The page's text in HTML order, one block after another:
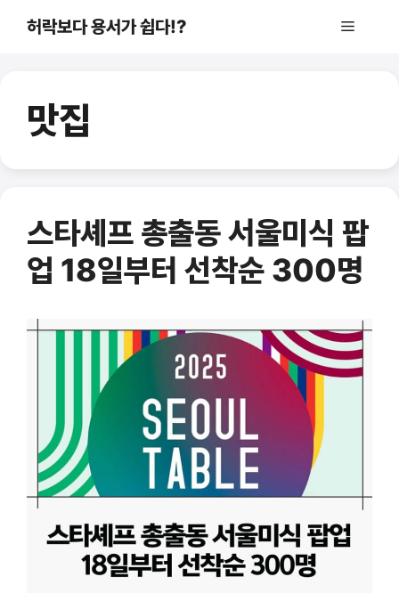
허락보다 용서가 쉽다!? 메
맛집
스타셰프 총출동 서울미식 팝
업 18일부터 선착순 300명